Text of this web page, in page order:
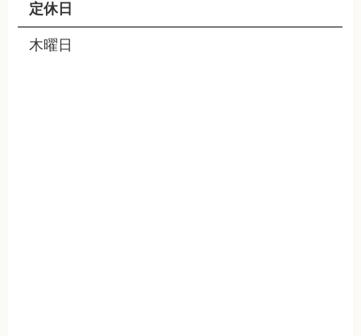
定休日
木曜日